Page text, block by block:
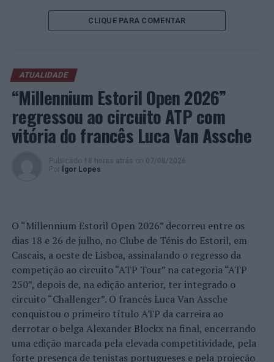
festival tem sido a Torta de Amêndoa Gigante, este ano
com 42 metros, apadrinhada pelochefFrancisco Siopa,
colaboração com alunos da Escola de Hotelaria e
nacionalidades. O
chefFrancisco Siopa realizou,
também, demonstrações de alta pastelaria com
produtos endógenos no recinto, como a torta de
alfarroba.
Outra das preocupações desta iniciativa é a valorização
teatro, dança, gastronomia, exposições, artesanato e
agricultura.
O programa pretende, ainda, dar destaque ao mercado e
aos produtos da região como o mel, os frutos secos e a
doçaria, além do artesanato como a cestaria, com
artesãos a trabalhar ao vivo,workshopse recriações.
Estrategicamente existe o objetivo de promover e
revitalizar os valores, tradições e identidade do
CLIQUE PARA COMENTAR
ATUALIDADE
“Millennium Estoril Open 2026”
regressou ao circuito ATP com
vitória do francês Luca Van Assche
Publicado 18 horas atrás on 07/08/2026
Por
Ígor Lopes
O “Millennium Estoril Open 2026” decorreu entre os
dias 18 e 26 de julho, no Clube de Ténis do Estoril, em
Cascais, a oeste de Lisboa, assinalando o regresso da
competição ao circuito “ATP Tour” na categoria “ATP
250”, depois de, na edição anterior, ter integrado o
circuito “Challenger”. O francês Luca Van Assche
conquistou o primeiro título ATP da carreira ao
derrotar o belga Alexander Blockx na final, encerrando
uma edição marcada pela elevada competitividade, pela
forte presença de tenistas portugueses e pela projeção